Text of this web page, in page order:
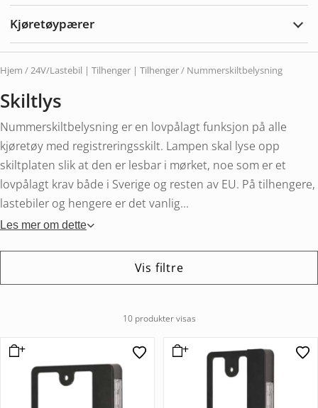
Kjøretøypærer
Utvid
Hjem /24V/Lastebil | Tilhenger | Tilhenger/ Nummerskiltbelysning
Skiltlys
Nummerskiltbelysning er en lovpålagt funksjon på alle
kjøretøy med registreringsskilt. Lampen skal lyse opp
skiltplaten slik at den er lesbar i mørket, noe som er et
lovpålagt krav både i Sverige og resten av EU. På tilhengere,
lastebiler og hengere er det vanlig...
Les mer om dette
Vis filtre
10 produkter visas